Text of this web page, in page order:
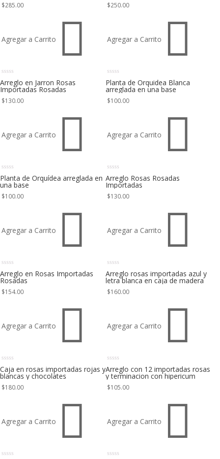
$285.00
Agregar a Carrito 
$250.00
Agregar a Carrito 
Arreglo en Jarron Rosas
Importadas Rosadas
$130.00
Agregar a Carrito 
Planta de Orquidea Blanca
arreglada en una base
$100.00
Agregar a Carrito 
Planta de Orquídea arreglada en
una base
$100.00
Agregar a Carrito 
Arreglo Rosas Rosadas
Importadas
$130.00
Agregar a Carrito 
Arreglo en Rosas Importadas
Rosadas
$154.00
Agregar a Carrito 
Arreglo rosas importadas azul y
letra blanca en caja de madera
$160.00
Agregar a Carrito 
Caja en rosas importadas rojas y
blancas y chocolates
$180.00
Agregar a Carrito 
Arreglo con 12 importadas rosas
y terminacion con hipericum
$105.00
Agregar a Carrito 